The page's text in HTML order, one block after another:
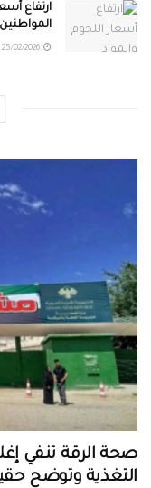
ارتفاع
صحة الرقة تنفي
التغذية وتوضح